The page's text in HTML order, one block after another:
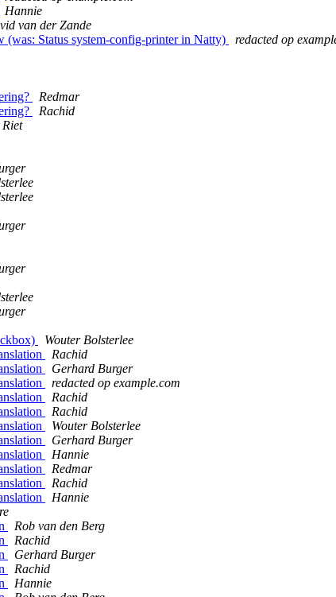
Hannie
van der Zande
Status system-config-printer in Natty)
redacted op
Redmar
Rachid
Wouter Bolsterlee
Rachid
Gerhard Burger
redacted op example.com
Rachid
Rachid
Wouter Bolsterlee
Gerhard Burger
Hannie
Redmar
Rachid
Hannie
Rob van den Berg
Rachid
Gerhard Burger
Rachid
Hannie